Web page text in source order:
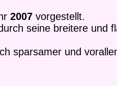
2007vorgestellt.
seine breitere und
sparsamer und